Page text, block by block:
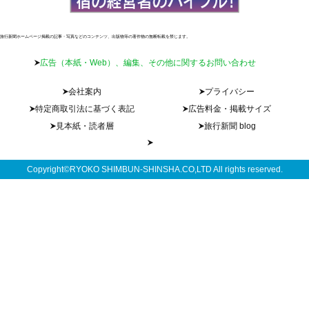
旅行新聞ホームページ掲載の記事・写真などのコンテンツ、出版物等の著作物の無断転載を禁じます。
広告（本紙・Web）、編集、その他に関するお問い合わせ
会社案内
プライバシー
特定商取引法に基づく表記
広告料金・掲載サイズ
見本紙・読者層
旅行新聞 blog
Copyright©RYOKO SHIMBUN-SHINSHA.CO,LTD All rights reserved.